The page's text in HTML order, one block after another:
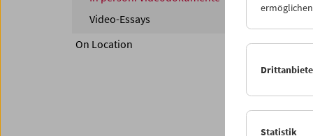
Am 19.
(*1945;
seines
Video-Essays
On Location
Statistik